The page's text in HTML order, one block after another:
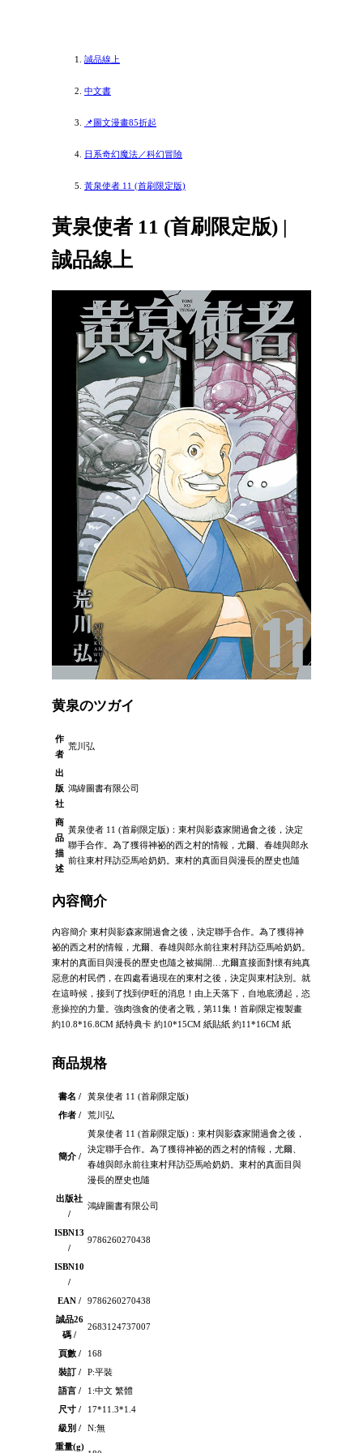
誠品線上
中文書
📌圖文漫畫85折起
日系奇幻魔法／科幻冒險
黃泉使者 11 (首刷限定版)
黃泉使者 11 (首刷限定版) |
誠品線上
黄泉のツガイ
作
者
荒川弘
出
版
社
鴻緯圖書有限公司
商
品
描
述
黃泉使者 11 (首刷限定版)：東村與影森家開過會之後，決定
聯手合作。為了獲得神祕的西之村的情報，尤爾、春雄與郎永
前往東村拜訪亞馬哈奶奶。東村的真面目與漫長的歷史也隨
內容簡介
內容簡介 東村與影森家開過會之後，決定聯手合作。為了獲得神
祕的西之村的情報，尤爾、春雄與郎永前往東村拜訪亞馬哈奶奶。
東村的真面目與漫長的歷史也隨之被揭開…尤爾直接面對懷有純真
惡意的村民們，在四處看過現在的東村之後，決定與東村訣別。就
在這時候，接到了找到伊旺的消息！由上天落下，自地底湧起，恣
意操控的力量。強肉強食的使者之戰，第11集！首刷限定複製畫
約10.8*16.8CM 紙特典卡 約10*15CM 紙貼紙 約11*16CM 紙
商品規格
書名 /
黃泉使者 11 (首刷限定版)
作者 /
荒川弘
簡介 /
黃泉使者 11 (首刷限定版)：東村與影森家開過會之後，
決定聯手合作。為了獲得神祕的西之村的情報，尤爾、
春雄與郎永前往東村拜訪亞馬哈奶奶。東村的真面目與
漫長的歷史也隨
出版社
/
鴻緯圖書有限公司
ISBN13
/
9786260270438
ISBN10
/
EAN /
9786260270438
誠品26
碼 /
2683124737007
頁數 /
168
裝訂 /
P:平裝
語言 /
1:中文 繁體
尺寸 /
17*11.3*1.4
級別 /
N:無
重量(g)